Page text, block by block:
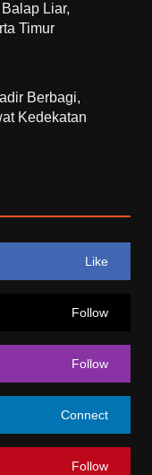
Liar,
Timur
Berbagi,
Kedekatan
Like
Follow
Follow
Connect
Follow